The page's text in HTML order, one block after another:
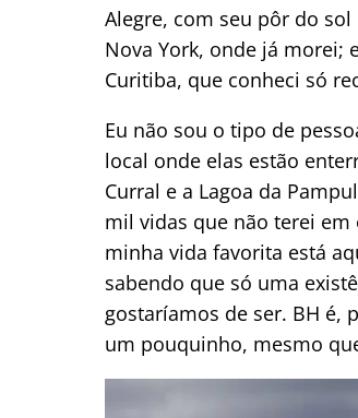
Alegre, com seu pôr do sol
Nova York, onde já morei;
Curitiba, que conheci só
Eu não sou o tipo de
local onde elas estão
Curral e a Lagoa da
mil vidas que não terei
minha vida favorita está
sabendo que só uma
gostaríamos de ser. BH é,
um pouquinho, mesmo